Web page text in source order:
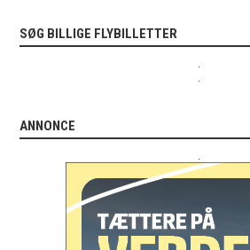
SØG BILLIGE FLYBILLETTER
ANNONCE